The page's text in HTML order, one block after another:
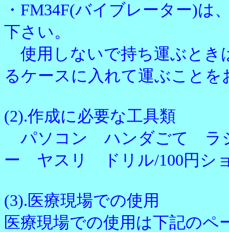
・FM34F(バイブレーター)
下さい。
使用しないで持ち運ぶとき
るケースに入れて運ぶことを
(2).作成に必要な工具類
パソコン ハンダごて ラ
ー ヤスリ ドリル/100円シ
(3).医療現場での使用
医療現場での使用は下記の